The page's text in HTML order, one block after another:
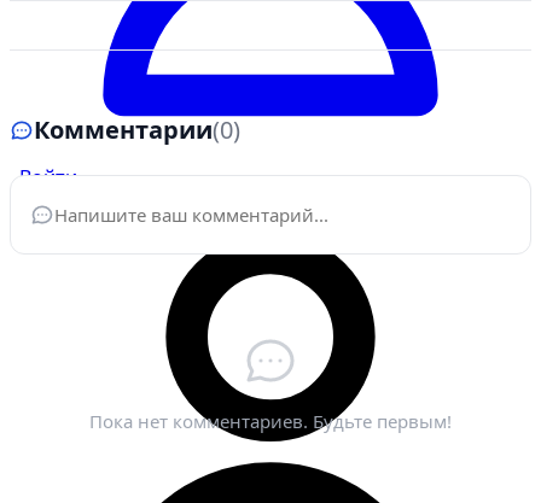
Войти
Комментарии(0)
Ваше имя*
Электронная почта
Пока нет комментариев. Будьте первым!